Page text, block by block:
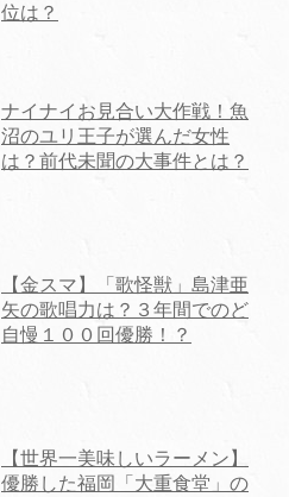
位は？
ナイナイお見合い大作戦！魚
沼のユリ王子が選んだ女性
は？前代未聞の大事件とは？
【金スマ】「歌怪獣」島津亜
矢の歌唱力は？３年間でのど
自慢１００回優勝！？
【世界一美味しいラーメン】
優勝した福岡「大重食堂」の